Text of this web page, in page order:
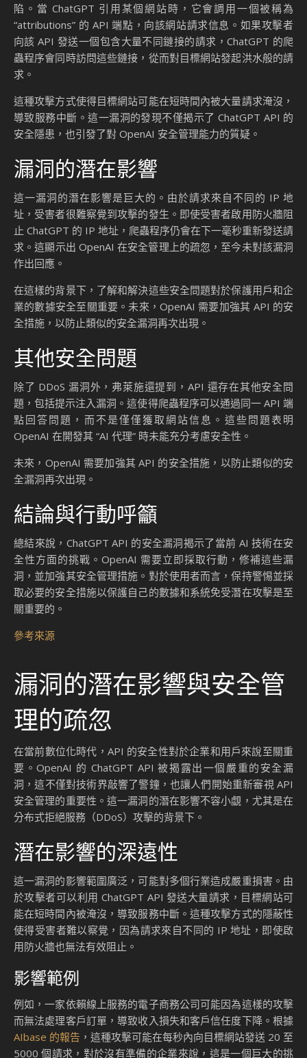
陷。當 ChatGPT 引用某個網站時，它會調用一個被稱為
“attributions” 的 API 端點，向該網站請求信息。如果攻擊者
向該 API 發送一個包含大量不同鏈接的請求，ChatGPT 的爬
蟲程序會同時訪問這些鏈接，從而對目標網站發起洪水般的請
求。
這種攻擊方式使得目標網站可能在短時間內被大量請求淹沒，
導致服務中斷。這一漏洞的發現不僅揭示了 ChatGPT API 的
安全隱患，也引發了對 OpenAI 安全管理能力的質疑。
漏洞的潛在影響
這一漏洞的潛在影響是巨大的。由於請求來自不同的 IP 地
址，受害者很難察覺到攻擊的發生。即使受害者啟用防火牆阻
止 ChatGPT 的 IP 地址，爬蟲程序仍會在下一毫秒重新發送請
求。這顯示出 OpenAI 在安全管理上的疏忽，至今未對該漏洞
作出回應。
在這樣的背景下，了解和解決這些安全問題對於保護用戶和企
業的數據安全至關重要。未來，OpenAI 需要加強其 API 的安
全措施，以防止類似的安全漏洞再次出現。
其他安全問題
除了 DDoS 漏洞外，弗萊施還提到，API 還存在其他安全問
題，包括提示注入漏洞。這使得爬蟲程序可以通過同一 API 端
點回答問題，而不是僅僅獲取網站信息。這些問題表明
OpenAI 在開發其 “AI 代理” 時未能充分考慮安全性。
未來，OpenAI 需要加強其 API 的安全措施，以防止類似的安
全漏洞再次出現。
結論與行動呼籲
總結來說，ChatGPT API 的安全漏洞揭示了當前 AI 技術在安
全性方面的挑戰。OpenAI 需要立即採取行動，修補這些漏
洞，並加強其安全管理措施。對於使用者而言，保持警惕並採
取必要的安全措施以保護自己的數據和系統免受潛在攻擊是至
關重要的。
參考來源
漏洞的潛在影響與安全管
理的疏忽
在當前數位化時代，API 的安全性對於企業和用戶來說至關重
要。OpenAI 的 ChatGPT API 被揭露出一個嚴重的安全漏